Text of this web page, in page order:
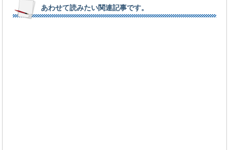
あわせて読みたい関連記事です。